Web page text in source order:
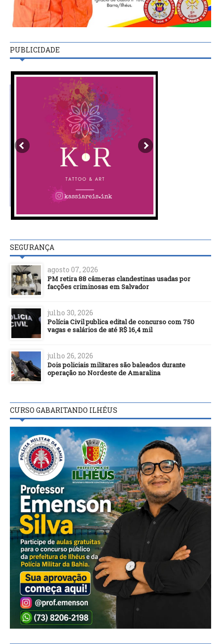
PUBLICIDADE
SEGURANÇA
agosto 07, 2026
PM retira 88 câmeras clandestinas usadas por
facções criminosas em Salvador
julho 30, 2026
Polícia Civil publica edital de concurso com 750
vagas e salários de até R$ 16,4 mil
julho 26, 2026
Dois policiais militares são baleados durante
operação no Nordeste de Amaralina
CURSO GABARITANDO ILHÉUS